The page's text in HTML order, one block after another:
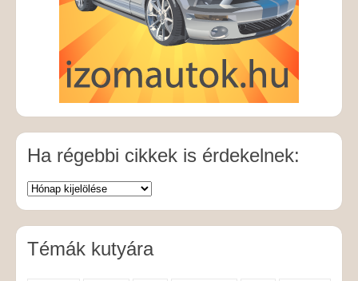
Ha régebbi cikkek is érdekelnek:
Témák kutyára